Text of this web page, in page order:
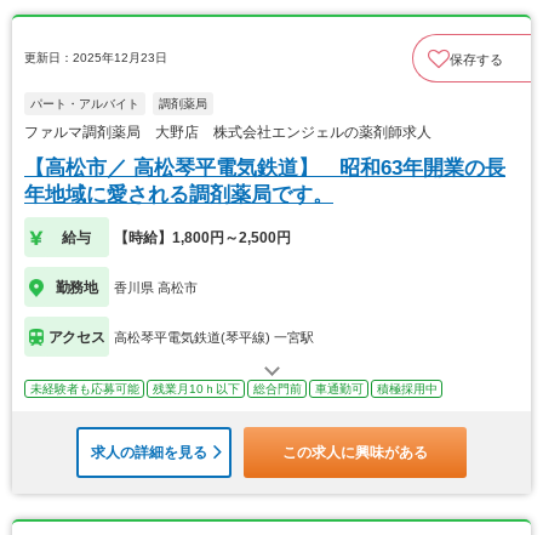
更新日：2025年12月23日 保存する
パート・アルバイト 調剤薬局
ファルマ調剤薬局 大野店 株式会社エンジェルの薬剤師求人
【高松市／ 高松琴平電気鉄道】 昭和63年開業の長
年地域に愛される調剤薬局です。
給与 【時給】1,800円～2,500円
勤務地 香川県 高松市
アクセス 高松琴平電気鉄道(琴平線) 一宮駅
未経験者も応募可能 残業月10ｈ以下 総合門前 車通勤可 積極採用中
求人の詳細を見る この求人に興味がある